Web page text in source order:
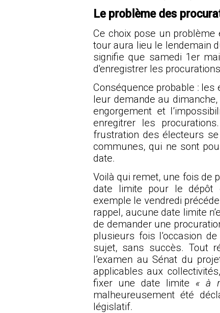
Le problème des
Ce choix pose un
tour aura lieu le lendemain
signifie que samedi 1er
d'enregistrer les
Conséquence probable :
leur demande au
engorgement et
enregitrer les
frustration des électeurs
communes, qui ne sont
date.
Voilà qui remet, une fois de
date limite pour le dépôt
exemple le vendredi
rappel, aucune date limite
de demander une
plusieurs fois l’occasion
sujet, sans succès. Tout
l’examen au Sénat du
applicables aux
fixer une date limite « à
malheureusement été
législatif.